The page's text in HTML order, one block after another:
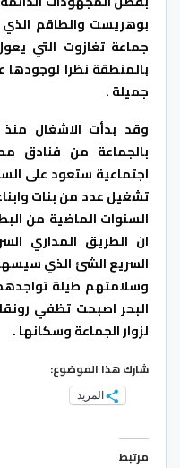
بوهريست والطاقم
جماعة تغازوت التي
بالمنطقة نظرا
جميلة .
وقد بدأت الاشغال منذ
بالجماعة من فنادق
اجتماعية ستعود على
تشغيل عدد من بنات
السنوات الماضية من
ان الطريق المداري
السريع الشئ الذي
وسلامتهم طيلة
البحر اصبحت تظفي
لزوار الجماعة وسكانها .
شارك هذا الموضوع:
المزيد
مرتبط